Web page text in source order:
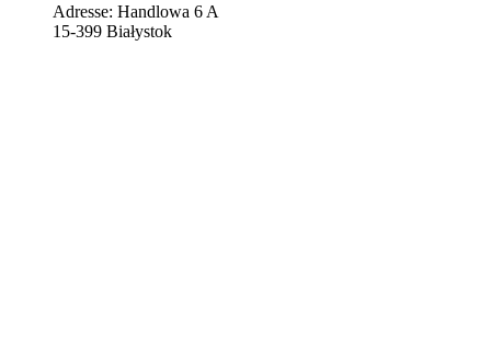
Adresse: Handlowa 6 A
15-399 Białystok